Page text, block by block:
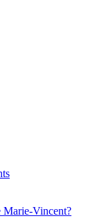
Marie-Vincent?